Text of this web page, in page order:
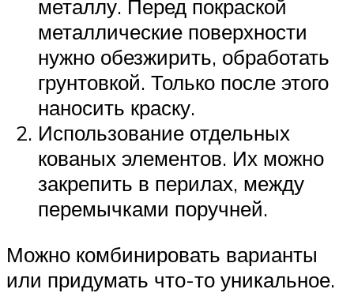
металлу. Перед покраской
металлические поверхности
нужно обезжирить, обработать
грунтовкой. Только после этого
наносить краску.
Использование отдельных
кованых элементов. Их можно
закрепить в перилах, между
перемычками поручней.
Можно комбинировать варианты
или придумать что-то уникальное.